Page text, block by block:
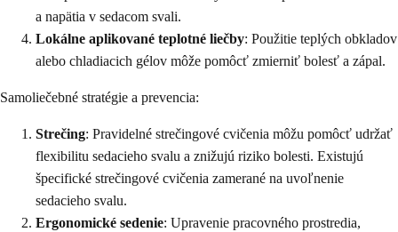
a napätia v sedacom svali.
Lokálne aplikované teplotné liečby: Použitie teplých obkladov
alebo chladiacich gélov môže pomôcť zmierniť bolesť a zápal.
Samoliečebné stratégie a prevencia:
Strečing: Pravidelné strečingové cvičenia môžu pomôcť udržať
flexibilitu sedacieho svalu a znižujú riziko bolesti. Existujú
špecifické strečingové cvičenia zamerané na uvoľnenie
sedacieho svalu.
Ergonomické sedenie: Upravenie pracovného prostredia,